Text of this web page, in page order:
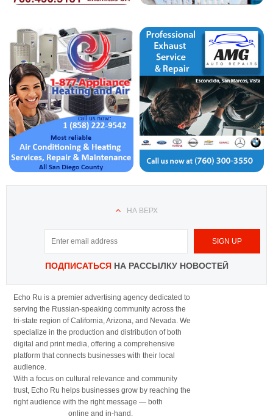
НА ВЕРХ
ПОДПИСАТЬСЯНА РАССЫЛКУ НОВОСТЕЙ
Echo Ru is a premier advertising agency dedicated to
serving the Russian-speaking community across the
tri-state region of California, Arizona, and Nevada. We
specialize in the production and distribution of both
digital and print media, offering a comprehensive
platform that connects businesses with their local
audience.
With a focus on cultural relevance and community
trust, Echo Ru helps businesses grow by reaching the
right audience with the right message — both
online and in-hand.